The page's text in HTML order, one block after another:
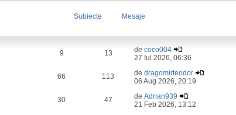
Subiecte
Mesaje
9 13 decoco004
27 Iul 2026, 06:36
66 113 dedragomirteodor
06 Aug 2026, 20:19
30 47 deAdrian939
21 Feb 2026, 13:12